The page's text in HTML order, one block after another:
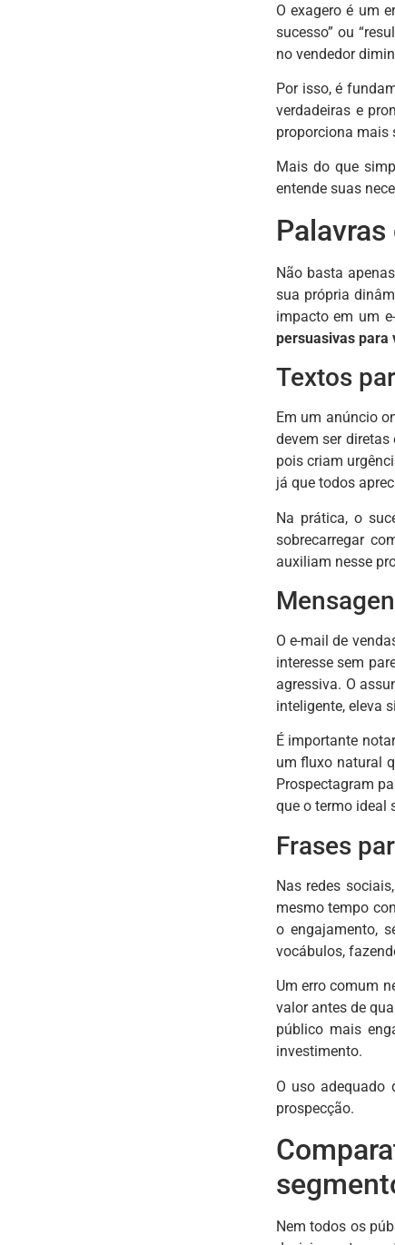
O exagero é um
sucesso” ou
no vendedor
Por isso, é
verdadeiras e
proporciona mais
Mais do que
entende suas
Não basta
sua própria
impacto em um
persuasivas para
Textos
Em um anúncio
devem ser
pois criam
já que todos
Na prática, o
sobrecarregar
auxiliam nesse
O e-mail de
interesse sem
agressiva. O
inteligente, eleva
É importante
um fluxo natural
Prospectagram
que o termo ideal
Frases
Nas redes
mesmo tempo
o engajamento,
vocábulos,
Um erro comum
valor antes de
público mais
investimento.
O uso adequado
prospecção.
Nem todos os